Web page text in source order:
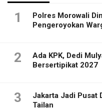
1
Polres Morowali
Pengeroyokan
2
Ada KPK, Dedi
Bersertipikat 2027
3
Jakarta Jadi Pusat
Tailan